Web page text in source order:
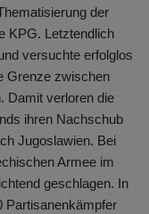
der
KPG. Letztendlich
versuchte erfolglos
Grenze zwischen
Damit verloren die
ihren Nachschub
Jugoslawien. Bei
Armee im
geschlagen. In
Partisanenkämpfer